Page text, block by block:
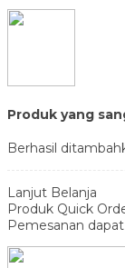
Produk yang
Berhasil
Lanjut Belanja
Produk Quick
Pemesanan